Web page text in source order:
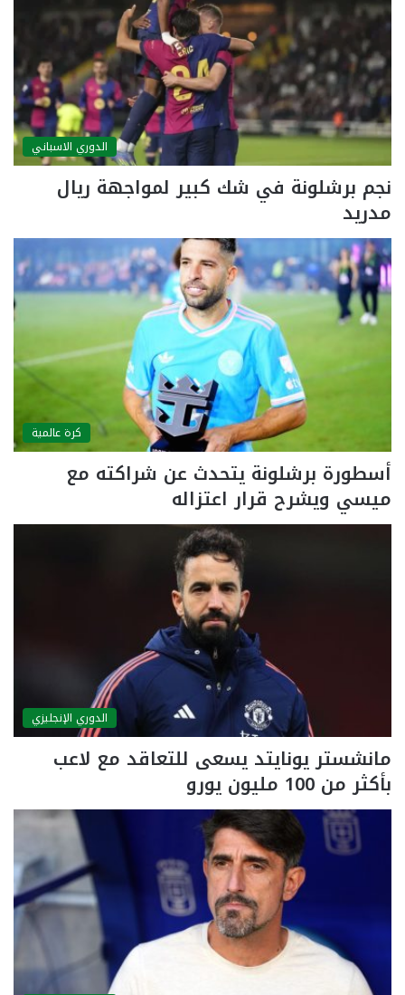
الدوري الاسباني
نجم برشلونة في شك كبير لمواجهة ريال
مدريد
كرة عالمية
أسطورة برشلونة يتحدث عن شراكته مع
ميسي ويشرح قرار اعتزاله
الدوري الإنجليزي
مانشستر يونايتد يسعى للتعاقد مع لاعب
بأكثر من 100 مليون يورو